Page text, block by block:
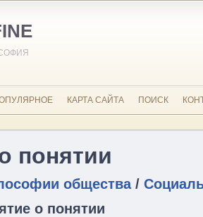
КАРТА САЙТА ПОИСК
понятии
общества/
о понятии